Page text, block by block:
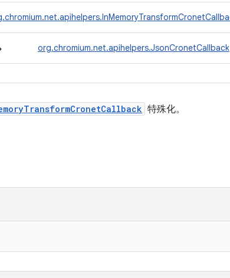
org.chromium.net.apihelpers.JsonCronetCallback
特殊化。